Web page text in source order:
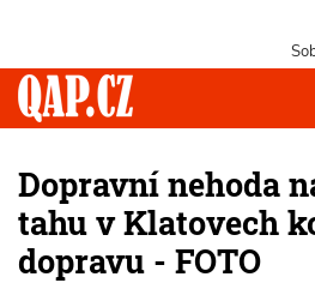
Dopravní nehoda
tahu v Klatovech
dopravu - FOTO